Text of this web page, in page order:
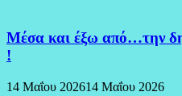
Μέσα και έξω
!
14 Μαΐου 202614 Μαΐου 2026